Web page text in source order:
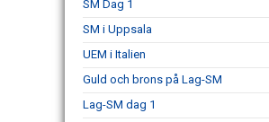
SM Dag 1
SM i Uppsala
UEM i Italien
Guld och brons på Lag-SM
Lag-SM dag 1